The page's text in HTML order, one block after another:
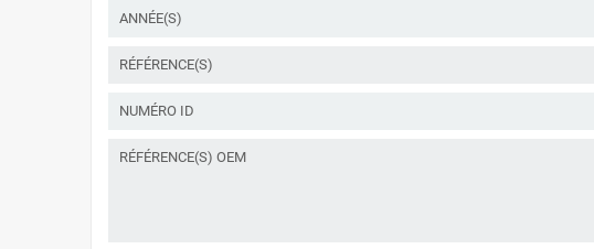
ANNÉE(S)
RÉFÉRENCE(S)
NUMÉRO ID
RÉFÉRENCE(S) OEM